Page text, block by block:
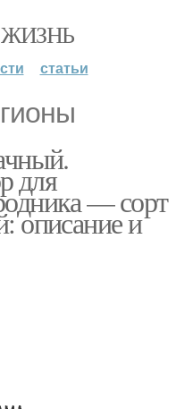
статьи
для
— сорт
описание и